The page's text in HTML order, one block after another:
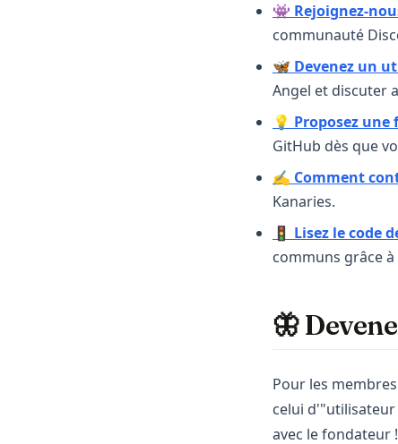
👾 Rejoignez-
communauté
🦋 Devenez un
Angel et discuter
💡 Proposez
GitHub dès que
✍️ Comment
Kanaries.
🚦 Lisez le code
communs grâce
🦋
Pour les
celui
avec le fondateur